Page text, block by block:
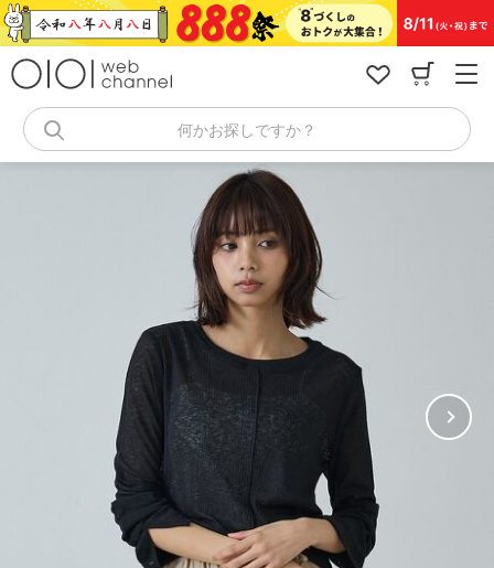
コ
ン
キ
何かお探しですか？